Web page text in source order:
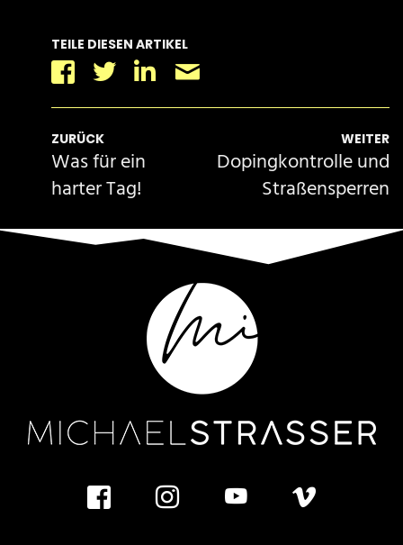
TEILE DIESEN ARTIKEL
Facebook
Twitter
Linkedin
ZURÜCK
Was für ein
harter Tag!
WEITER
Dopingkontrolle und
Straßensperren
facebookinstagramyoutubevimeo